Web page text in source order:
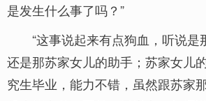
是发生什么事了吗？”
“这事说起来有点狗血，听说是
还是那苏家女儿的助手；苏家女儿
究生毕业，能力不错，虽然跟苏家